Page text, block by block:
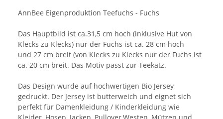
AnnBee Eigenproduktion Teefuchs - Fuchs
Das Hauptbild ist ca.31,5 cm hoch (inklusive Hut von
Klecks zu Klecks) nur der Fuchs ist ca. 28 cm hoch
und 27 cm breit (von Klecks zu Klecks nur der Fuchs ist
ca. 20 cm breit. Das Motiv passt zur Teekatz.
Das Design wurde auf hochwertigen Bio Jersey
gedruckt. Der Jersey ist butterweich und eignet sich
perfekt für Damenkleidung / Kinderkleidung wie